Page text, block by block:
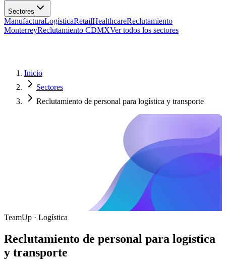
ManufacturaLogísticaRetailHealthcareReclutamiento
MonterreyReclutamiento CDMXVer todos los sectores
Inicio
Sectores
Reclutamiento de personal para logística y transporte
TeamUp · Logística
Reclutamiento de personal para logística
y transporte